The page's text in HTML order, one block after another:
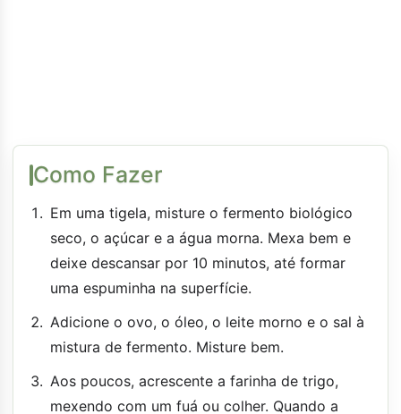
Como Fazer
Em uma tigela, misture o fermento biológico
seco, o açúcar e a água morna. Mexa bem e
deixe descansar por 10 minutos, até formar
uma espuminha na superfície.
Adicione o ovo, o óleo, o leite morno e o sal à
mistura de fermento. Misture bem.
Aos poucos, acrescente a farinha de trigo,
mexendo com um fuá ou colher. Quando a